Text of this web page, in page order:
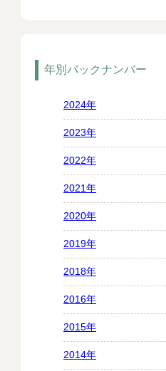
年別バックナンバー
2024年
2023年
2022年
2021年
2020年
2019年
2018年
2016年
2015年
2014年